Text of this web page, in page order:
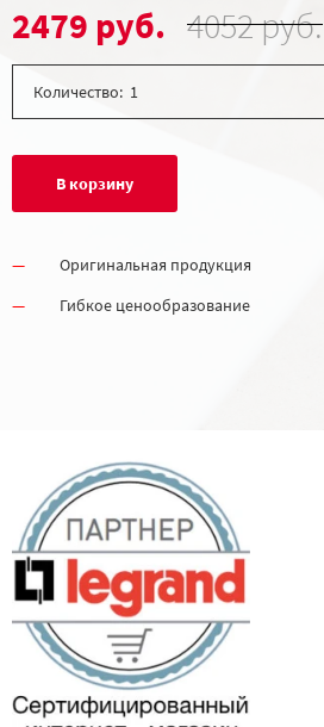
2479 руб. 4052 руб.
Количество:
В корзину
Оригинальная продукция
Гибкое ценообразование